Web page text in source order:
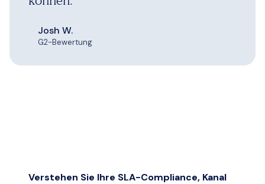
Josh W.
G2-Bewertung
Verstehen Sie Ihre SLA-Compliance, Kanal